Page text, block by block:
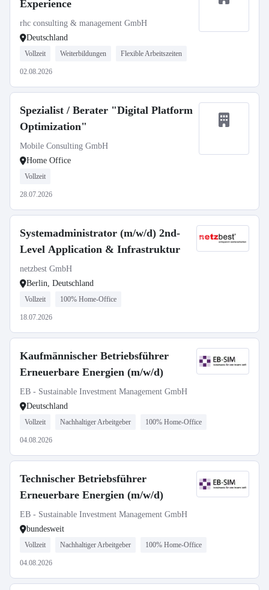
Experience
rhc consulting & management GmbH
Deutschland
Vollzeit Weiterbildungen Flexible Arbeitszeiten
02.08.2026
Spezialist / Berater "Digital Platform
Optimization"
Mobile Consulting GmbH
Home Office
Vollzeit
28.07.2026
Systemadministrator (m/w/d) 2nd-
Level Application & Infrastruktur
netzbest GmbH
Berlin, Deutschland
Vollzeit 100% Home-Office
18.07.2026
Kaufmännischer Betriebsführer
Erneuerbare Energien (m/w/d)
EB - Sustainable Investment Management GmbH
Deutschland
Vollzeit Nachhaltiger Arbeitgeber 100% Home-Office
04.08.2026
Technischer Betriebsführer
Erneuerbare Energien (m/w/d)
EB - Sustainable Investment Management GmbH
bundesweit
Vollzeit Nachhaltiger Arbeitgeber 100% Home-Office
04.08.2026